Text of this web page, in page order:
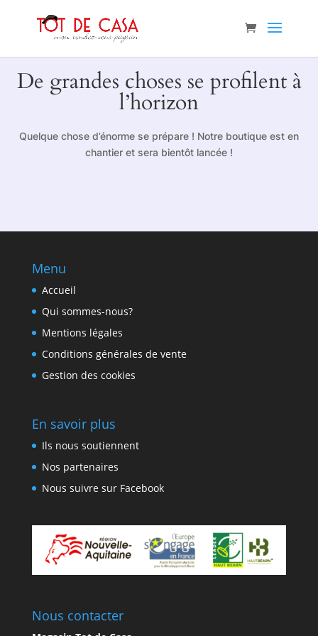
De grandes choses se profilent à
l’horizon
Quelque chose d’énorme se prépare ! Notre boutique est en
chantier et sera bientôt lancée !
Menu
Accueil
Qui sommes-nous?
Mentions légales
Conditions générales de vente
Gestion des cookies
En savoir plus
Ils nous soutiennent
Nos partenaires
Nous suivre sur Facebook
Nous contacter